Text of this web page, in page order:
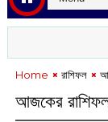
Home রাশিফল
আজকের